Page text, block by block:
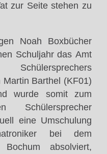
zur Seite stehen zu
Noah Boxbücher
Schuljahr das Amt
Barthel (KF01)
wurde somit zum
Schülersprecher
eine Umschulung
bei dem
absolviert,